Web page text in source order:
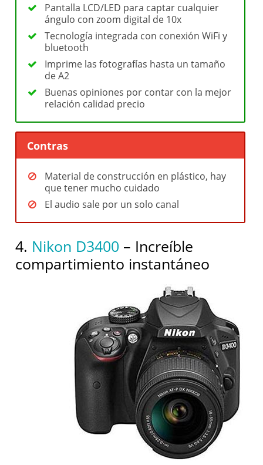
Pantalla LCD/LED para captar cualquier
ángulo con zoom digital de 10x
Tecnología integrada con conexión WiFi y
bluetooth
Imprime las fotografías hasta un tamaño
de A2
Buenas opiniones por contar con la mejor
relación calidad precio
Contras
Material de construcción en plástico, hay
que tener mucho cuidado
El audio sale por un solo canal
4. Nikon D3400 – Increíble
compartimiento instantáneo